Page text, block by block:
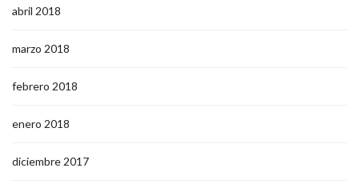
abril 2018
marzo 2018
febrero 2018
enero 2018
diciembre 2017